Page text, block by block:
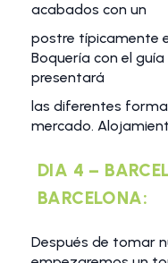
acabados con un
postre típicamente
Boquería con el
presentará
las diferentes
mercado.
DIA 4 –
BARCELONA:
Después de tomar